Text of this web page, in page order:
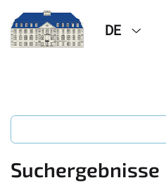
DE
Suchergebnisse